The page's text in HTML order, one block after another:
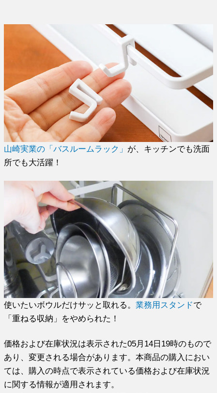
山崎実業の「バスルームラック」 が、キッチンでも洗面
所でも大活躍！
使いたいボウルだけサッと取れる。業務用スタンドで
「重ねる収納」をやめられた！
価格および在庫状況は表示された05月14日19時のもので
あり、変更される場合があります。本商品の購入におい
ては、購入の時点で表示されている価格および在庫状況
に関する情報が適用されます。